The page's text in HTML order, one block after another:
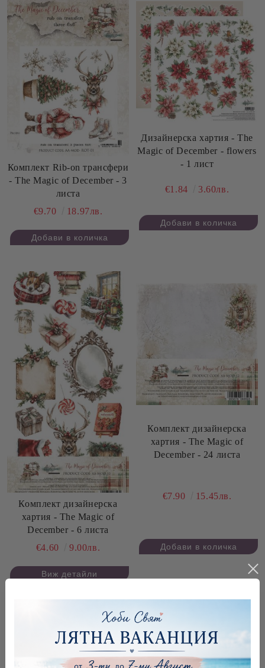
Комплект Rib-on трансфери
- The Magic of December - 3
листа
€9.70
18.97лв.
Дизайнерска хартия - The
Magic of December - flowers
- 1 лист
€1.84 3.60лв.
Комплект дизайнерска
хартия - The Magic of
December - 6 листа
€4.60
9.00лв.
Виж детайли
Комплект дизайнерска
хартия - The Magic of
December - 24 листа
€7.90 15.45лв.